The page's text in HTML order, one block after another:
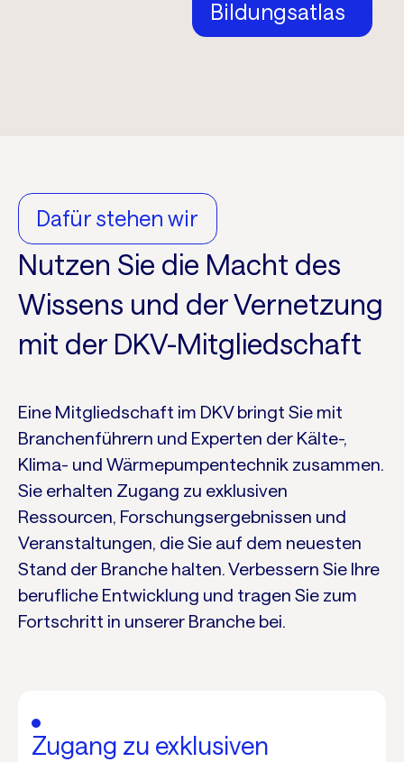
Bildungsatlas
Dafür stehen wir
Nutzen Sie die Macht des
Wissens und der Vernetzung
mit der DKV-Mitgliedschaft
Eine Mitgliedschaft im DKV bringt Sie mit
Branchenführern und Experten der Kälte-,
Klima- und Wärmepumpentechnik zusammen.
Sie erhalten Zugang zu exklusiven
Ressourcen, Forschungsergebnissen und
Veranstaltungen, die Sie auf dem neuesten
Stand der Branche halten. Verbessern Sie Ihre
berufliche Entwicklung und tragen Sie zum
Fortschritt in unserer Branche bei.
Zugang zu exklusiven